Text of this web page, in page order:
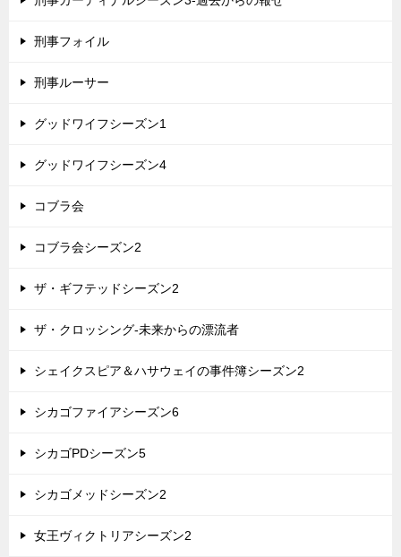
刑事フォイル
刑事ルーサー
グッドワイフシーズン1
グッドワイフシーズン4
コブラ会
コブラ会シーズン2
ザ・ギフテッドシーズン2
ザ・クロッシング-未来からの漂流者
シェイクスピア＆ハサウェイの事件簿シーズン2
シカゴファイアシーズン6
シカゴPDシーズン5
シカゴメッドシーズン2
女王ヴィクトリアシーズン2